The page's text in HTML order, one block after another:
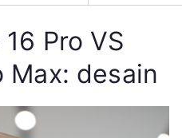
Pro VS
Max: desain